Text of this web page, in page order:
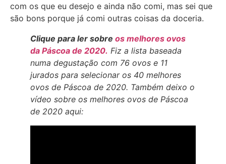
com os que eu desejo e ainda não comi, mas sei que
são bons porque já comi outras coisas da doceria.
Clique para ler sobre os melhores ovos
da Páscoa de 2020. Fiz a lista baseada
numa degustação com 76 ovos e 11
jurados para selecionar os 40 melhores
ovos de Páscoa de 2020. Também deixo o
vídeo sobre os melhores ovos de Páscoa
de 2020 aqui: